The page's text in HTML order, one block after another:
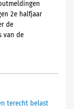
2e halfjaar
de
van de
terecht belast